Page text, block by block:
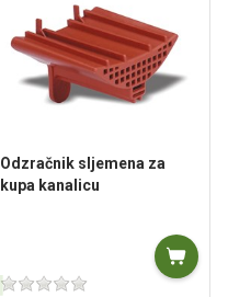
Odzračnik sljemena za
kupa kanalicu